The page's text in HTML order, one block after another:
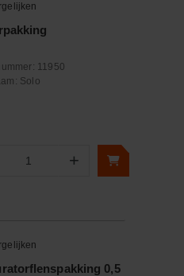
11950
Solo
Aantal +
0,5